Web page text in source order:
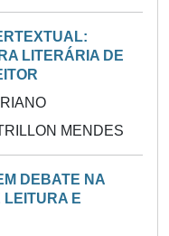
LITERÁRIA DE
MENDES
DEBATE NA
LEITURA E